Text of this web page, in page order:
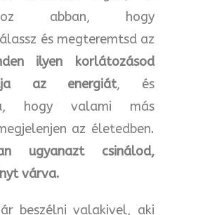
abban, hogy
és megteremtsd az
ilyen korlátozásod
az energiát, és
hogy valami más
az életedben.
ugyanazt csinálod,
várva.
beszélni valakivel, aki